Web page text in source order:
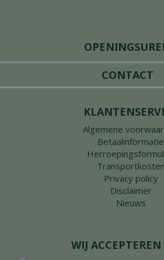
CONTACT
Algemene
Betaalinformatie
Transportkosten
Privacy policy
Disclaimer
Nieuws
WIJ